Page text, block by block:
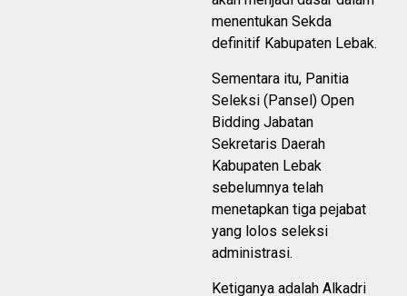
menentukan Sekda
definitif Kabupaten Lebak.
Sementara itu, Panitia
Seleksi (Pansel) Open
Bidding Jabatan
Sekretaris Daerah
Kabupaten Lebak
sebelumnya telah
menetapkan tiga pejabat
yang lolos seleksi
administrasi.
Ketiganya adalah Alkadri